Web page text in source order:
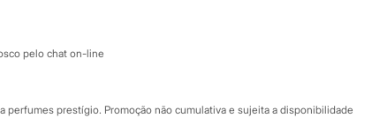
Atendimento
Fale conosco
pelo chat on-line
perfumes prestígio. Promoção não cumulativa e sujeita a disponibilidade